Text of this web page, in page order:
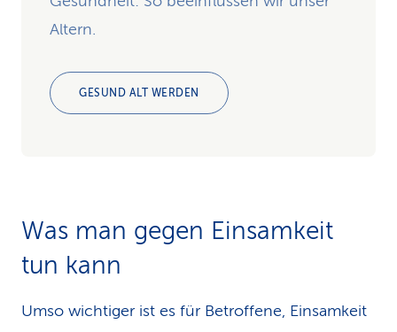
Altern.
GESUND ALT WERDEN
Was man gegen Einsamkeit
tun kann
Umso wichtiger ist es für Betroffene, Einsamkeit